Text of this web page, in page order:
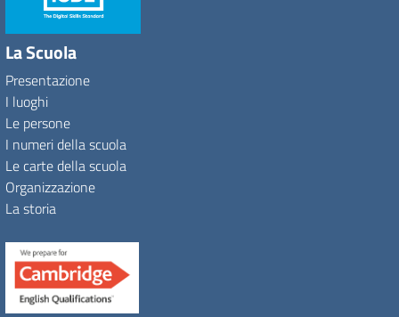
La Scuola
Presentazione
I luoghi
Le persone
I numeri della scuola
Le carte della scuola
Organizzazione
La storia